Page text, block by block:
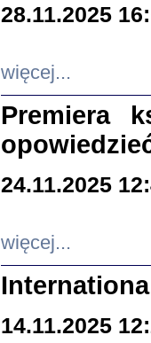
28.11.2025
więcej...
Premiera
24.11.2025
więcej...
14.11.2025